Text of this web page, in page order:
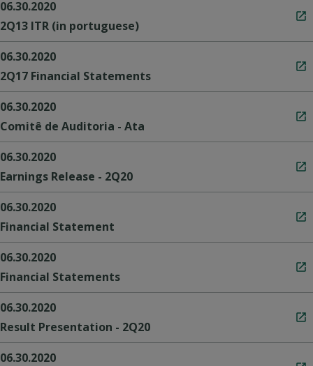
06.30.2020
2Q13 ITR (in portuguese)
06.30.2020
2Q17 Financial Statements
06.30.2020
Comitê de Auditoria - Ata
06.30.2020
Earnings Release - 2Q20
06.30.2020
Financial Statement
06.30.2020
Financial Statements
06.30.2020
Result Presentation - 2Q20
06.30.2020